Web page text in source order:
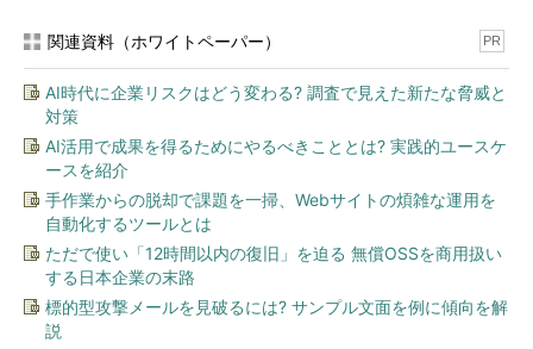
関連資料（ホワイトペーパー） PR
AI時代に企業リスクはどう変わる? 調査で見えた新たな脅威と
対策
AI活用で成果を得るためにやるべきこととは? 実践的ユースケ
ースを紹介
手作業からの脱却で課題を一掃、Webサイトの煩雑な運用を
自動化するツールとは
ただで使い「12時間以内の復旧」を迫る 無償OSSを商用扱い
する日本企業の末路
標的型攻撃メールを見破るには? サンプル文面を例に傾向を解
説